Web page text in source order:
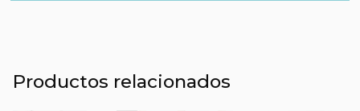
Productos relacionados